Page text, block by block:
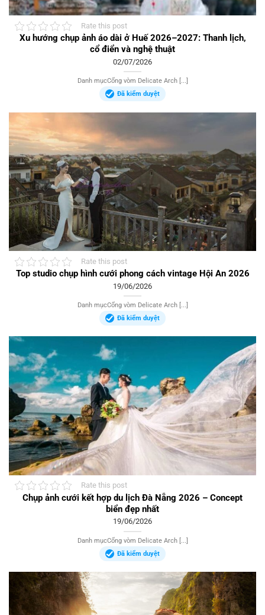
Rate this post
Xu hướng chụp ảnh áo dài ở Huế 2026–2027: Thanh lịch,
cổ điển và nghệ thuật
02/07/2026
Danh mụcCổng vòm Delicate Arch [...]
Đã kiểm duyệt
Rate this post
Top studio chụp hình cưới phong cách vintage Hội An 2026
19/06/2026
Danh mụcCổng vòm Delicate Arch [...]
Đã kiểm duyệt
Rate this post
Chụp ảnh cưới kết hợp du lịch Đà Nẵng 2026 – Concept
biển đẹp nhất
19/06/2026
Danh mụcCổng vòm Delicate Arch [...]
Đã kiểm duyệt